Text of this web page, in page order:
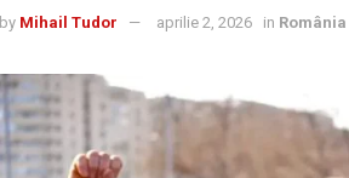
by Mihail Tudor aprilie 2, 2026 in România